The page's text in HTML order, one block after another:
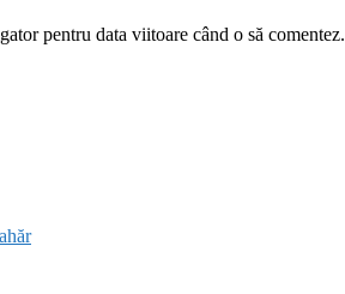
pentru data viitoare când o să comentez.